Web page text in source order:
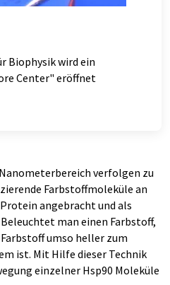
Biophysik wird ein
Center" eröffnet
verfolgen zu
Farbstoffmoleküle an
angebracht und als
man einen Farbstoff,
umso heller zum
ist. Mit Hilfe dieser Technik
einzelner Hsp90 Moleküle